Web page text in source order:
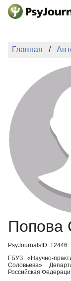
Перейти к
Главная
Попова
PsyJournalsID: 12446
ГБУЗ «Научно-
Соловьева»
Российская